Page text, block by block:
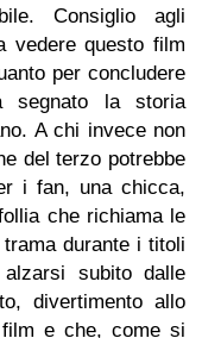
Consiglio agli
vedere questo film
per concludere
segnato la storia
A chi invece non
del terzo potrebbe
i fan, una chicca,
che richiama le
durante i titoli
subito dalle
divertimento allo
e che, come si